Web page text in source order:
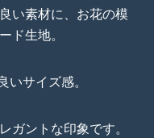
い素材に、お花の模
ド生地。
いサイズ感。
ガントな印象です。